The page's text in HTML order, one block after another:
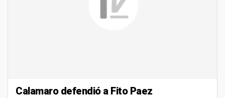
Calamaro defendió a Fito Paez